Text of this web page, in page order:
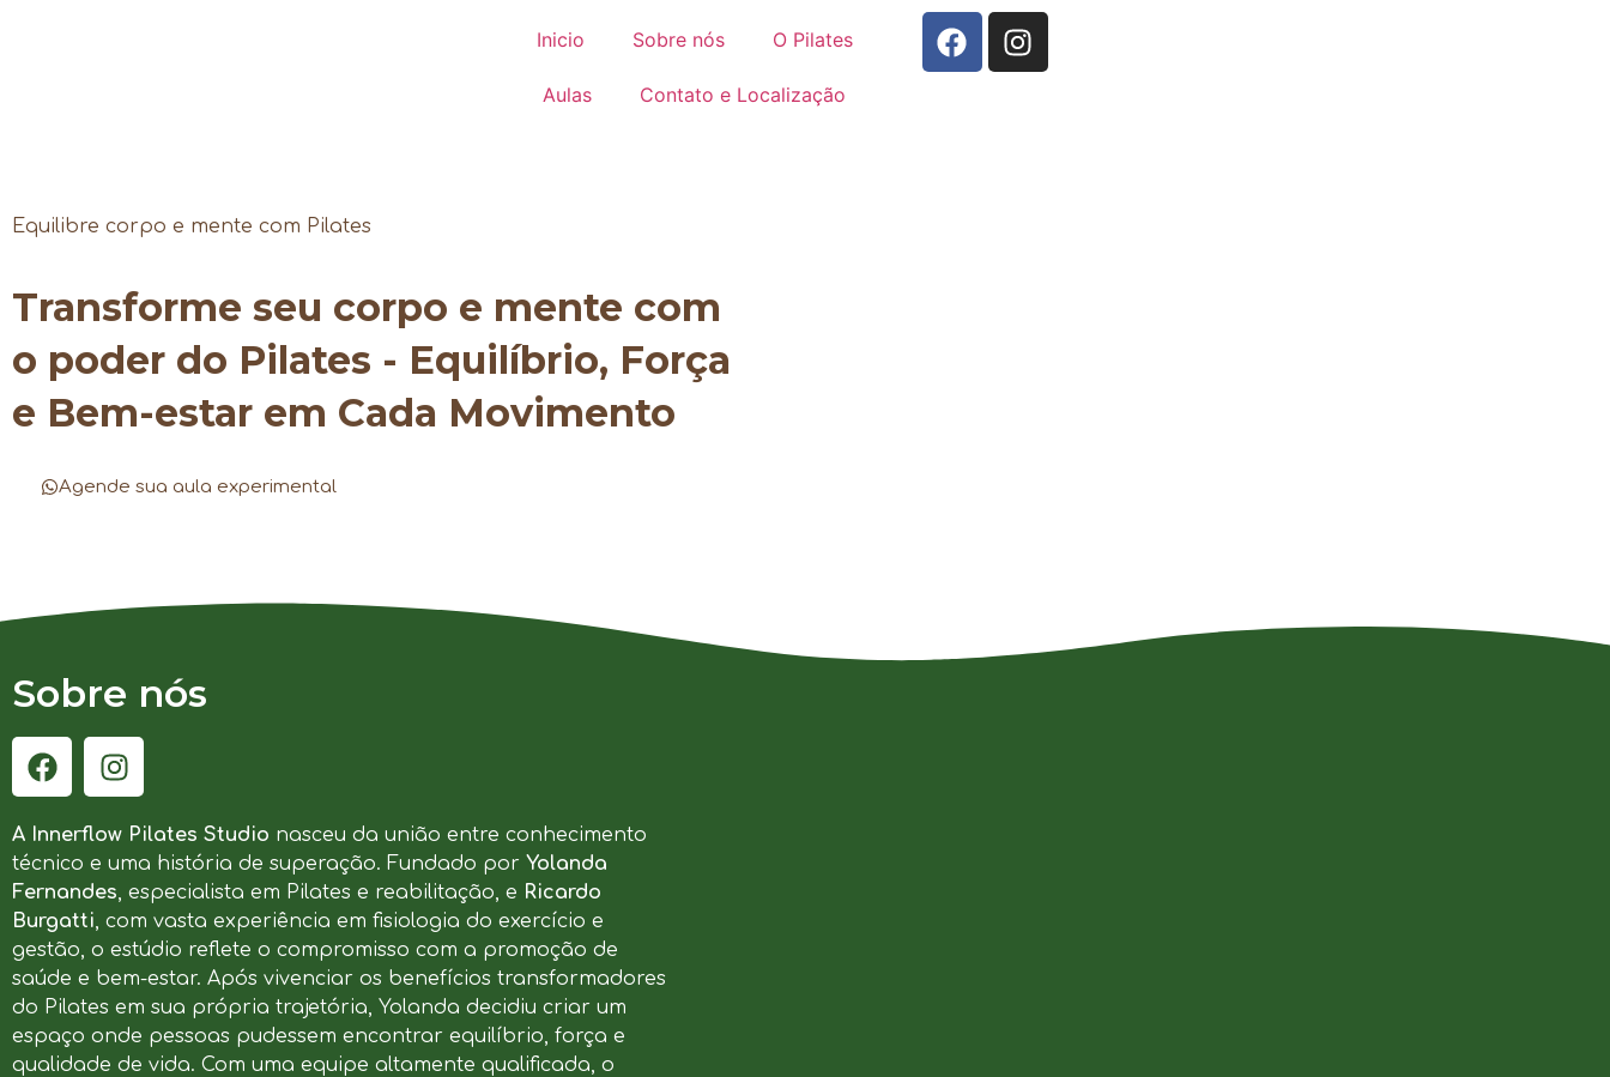
Inicio Sobre nós O Pilates
Aulas Contato e Localização
Equilibre corpo e mente com Pilates
Transforme seu corpo e mente com
o poder do Pilates - Equilíbrio, Força
e Bem-estar em Cada Movimento
Agende sua aula experimental
Sobre nós
A Innerflow Pilates Studio nasceu da união entre conhecimento
técnico e uma história de superação. Fundado por Yolanda
Fernandes, especialista em Pilates e reabilitação, e Ricardo
Burgatti, com vasta experiência em fisiologia do exercício e
gestão, o estúdio reflete o compromisso com a promoção de
saúde e bem-estar. Após vivenciar os benefícios transformadores
do Pilates em sua própria trajetória, Yolanda decidiu criar um
espaço onde pessoas pudessem encontrar equilíbrio, força e
qualidade de vida. Com uma equipe altamente qualificada, o